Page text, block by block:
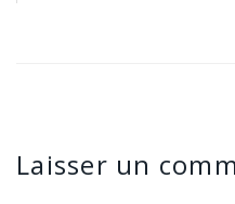
Laisser un